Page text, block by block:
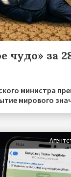
чудо» за
министра
мирового